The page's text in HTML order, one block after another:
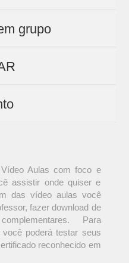
grupo
Aulas com foco e
assistir onde quiser e
das vídeo aulas você
fazer download de
Para
poderá testar seus
reconhecido em